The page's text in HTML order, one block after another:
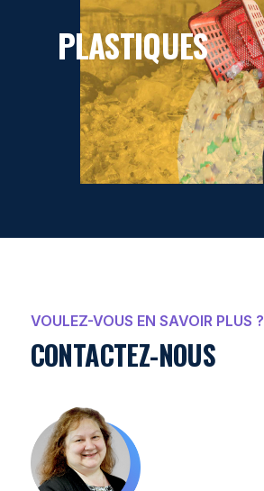
PLASTIQUES
VOULEZ-VOUS EN SAVOIR PLUS ?
CONTACTEZ-NOUS